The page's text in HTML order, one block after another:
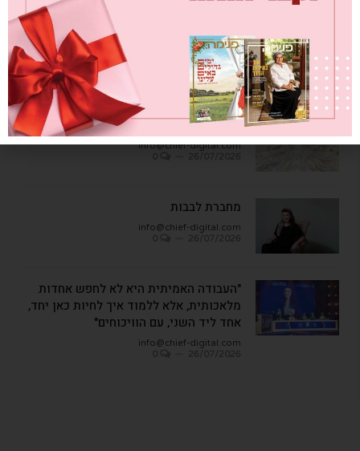
כאן חוגגים בכיף – המדריך לתכנון חוויה
משפחתית
info@chief-digital.com
26/07/2026
שער הדמעות
info@chief-digital.com
מחברת לבבות
info@chief-digital.com
"העבודה האמיתית היא לא לחפש אחדות
מלאכותית, אלא ללמוד איך לחיות כאן יחד,
אחד ליד השני, עם הוויכוחים"
info@chief-digital.com